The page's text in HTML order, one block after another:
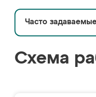
Часто
Схема